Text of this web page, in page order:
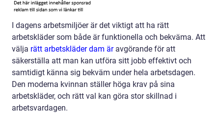
I dagens arbetsmiljöer är det viktigt att ha rätt
arbetskläder som både är funktionella och bekväma. Att
välja rätt arbetskläder dam äravgörande för att
säkerställa att man kan utföra sitt jobb effektivt och
samtidigt känna sig bekväm under hela arbetsdagen.
Den moderna kvinnan ställer höga krav på sina
arbetskläder, och rätt val kan göra stor skillnad i
arbetsvardagen.